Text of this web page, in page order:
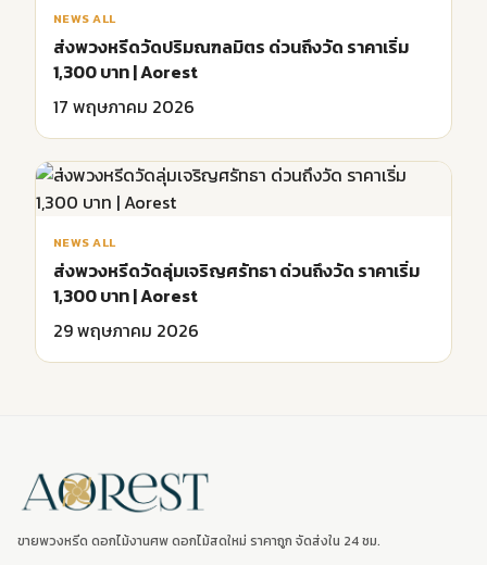
NEWS ALL
ส่งพวงหรีดวัดปริมณฑลมิตร ด่วนถึงวัด ราคาเริ่ม
1,300 บาท | Aorest
17 พฤษภาคม 2026
NEWS ALL
ส่งพวงหรีดวัดลุ่มเจริญศรัทธา ด่วนถึงวัด ราคาเริ่ม
1,300 บาท | Aorest
29 พฤษภาคม 2026
ขายพวงหรีด ดอกไม้งานศพ ดอกไม้สดใหม่ ราคาถูก จัดส่งใน 24 ชม.